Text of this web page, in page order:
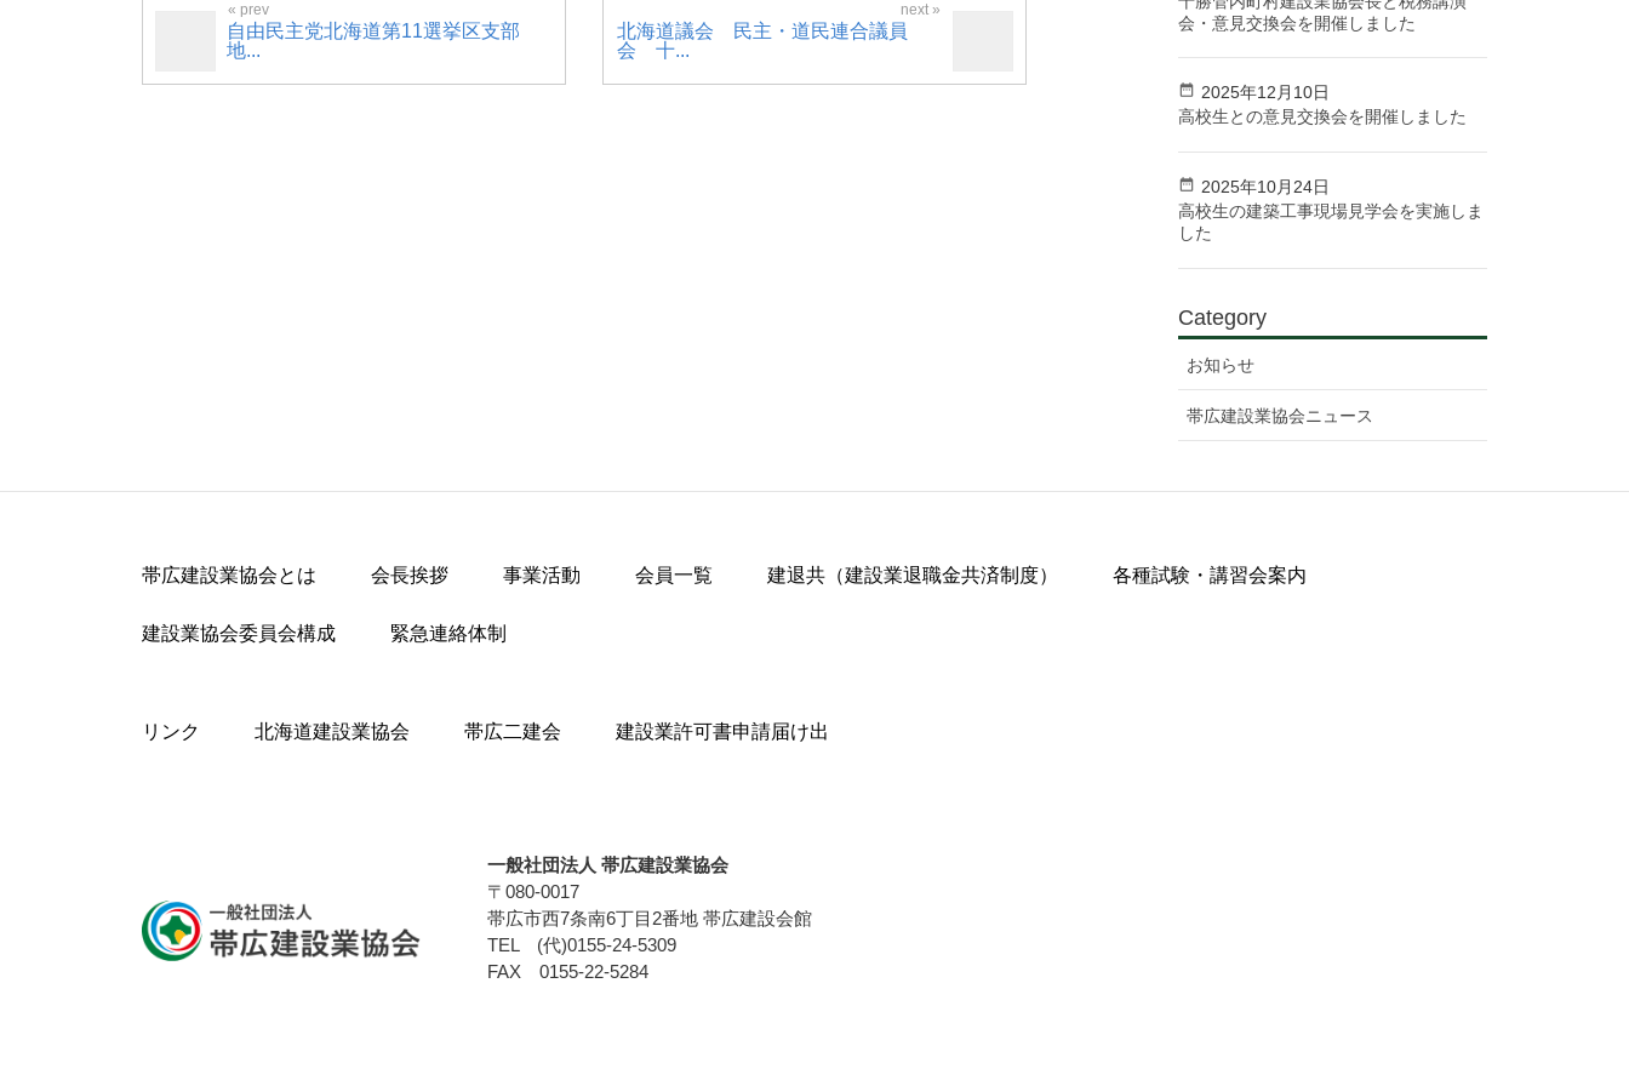
自由民主党北海道第11選挙区支部
地...
北海道議会 民主・道民連合議員
会 十...
会・意見交換会を開催しました
2025年12月10日
高校生との意見交換会を開催しました
2025年10月24日
高校生の建築工事現場見学会を実施しま
した
Category
お知らせ
帯広建設業協会ニュース
帯広建設業協会とは 会長挨拶 事業活動 会員一覧 建退共（建設業退職金共済制度） 各種試験・講習会案内
建設業協会委員会構成 緊急連絡体制
リンク 北海道建設業協会 帯広二建会 建設業許可書申請届け出
一般社団法人 帯広建設業協会
〒080-0017
帯広市西7条南6丁目2番地 帯広建設会館
TEL (代)0155-24-5309
FAX 0155-22-5284